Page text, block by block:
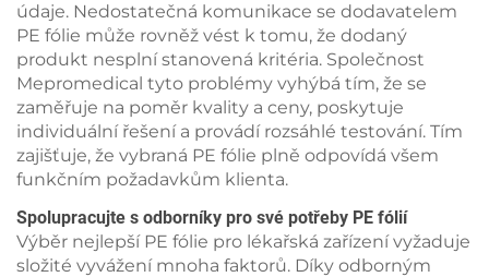
údaje. Nedostatečná komunikace se dodavatelem
PE fólie může rovněž vést k tomu, že dodaný
produkt nesplní stanovená kritéria. Společnost
Mepromedical tyto problémy vyhýbá tím, že se
zaměřuje na poměr kvality a ceny, poskytuje
individuální řešení a provádí rozsáhlé testování. Tím
zajišťuje, že vybraná PE fólie plně odpovídá všem
funkčním požadavkům klienta.
Spolupracujte s odborníky pro své potřeby PE fólií
Výběr nejlepší PE fólie pro lékařská zařízení vyžaduje
složité vyvážení mnoha faktorů. Díky odborným